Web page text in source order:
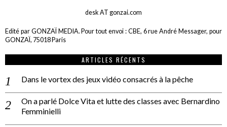
desk AT gonzai.com
Edité par GONZAÏ MEDIA. Pour tout envoi : CBE, 6 rue André Messager, pour
GONZAÏ, 75018 Paris
ARTICLES RÉCENTS
Dans le vortex des jeux vidéo consacrés à la pêche
On a parlé Dolce Vita et lutte des classes avec Bernardino
Femminielli